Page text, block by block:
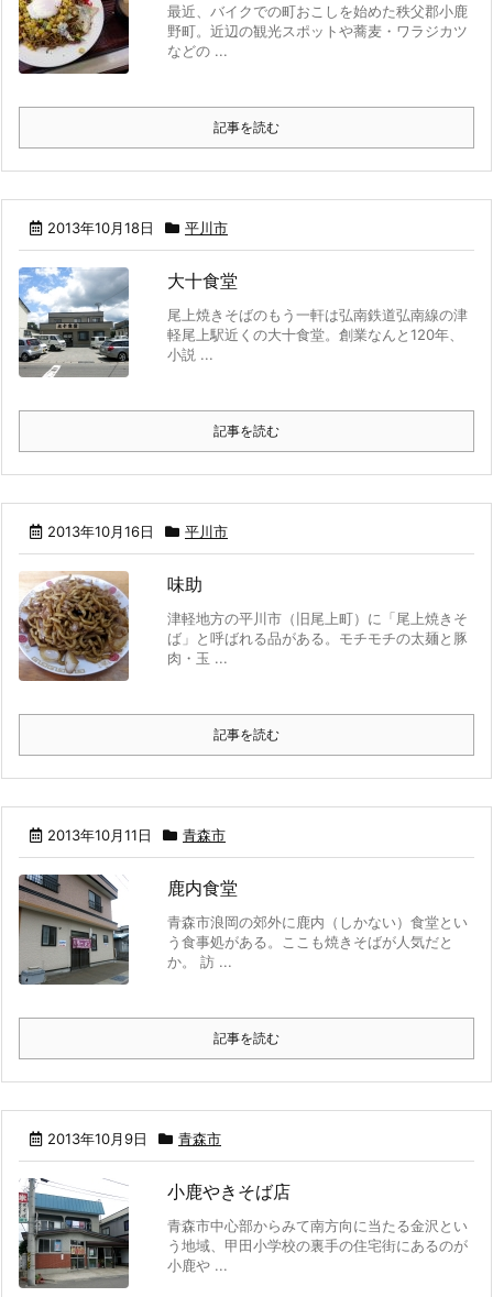
最近、バイクでの町おこしを始めた秩父郡小鹿
野町。近辺の観光スポットや蕎麦・ワラジカツ
などの ...
記事を読む
2013年10月18日 平川市
大十食堂
尾上焼きそばのもう一軒は弘南鉄道弘南線の津
軽尾上駅近くの大十食堂。創業なんと120年、
小説 ...
記事を読む
2013年10月16日 平川市
味助
津軽地方の平川市（旧尾上町）に「尾上焼きそ
ば」と呼ばれる品がある。モチモチの太麺と豚
肉・玉 ...
記事を読む
2013年10月11日 青森市
鹿内食堂
青森市浪岡の郊外に鹿内（しかない）食堂とい
う食事処がある。ここも焼きそばが人気だと
か。 訪 ...
記事を読む
2013年10月9日 青森市
小鹿やきそば店
青森市中心部からみて南方向に当たる金沢とい
う地域、甲田小学校の裏手の住宅街にあるのが
小鹿や ...